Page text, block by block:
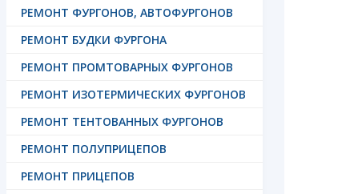
РЕМОНТ ФУРГОНОВ, АВТОФУРГОНОВ
РЕМОНТ БУДКИ ФУРГОНА
РЕМОНТ ПРОМТОВАРНЫХ ФУРГОНОВ
РЕМОНТ ИЗОТЕРМИЧЕСКИХ ФУРГОНОВ
РЕМОНТ ТЕНТОВАННЫХ ФУРГОНОВ
РЕМОНТ ПОЛУПРИЦЕПОВ
РЕМОНТ ПРИЦЕПОВ